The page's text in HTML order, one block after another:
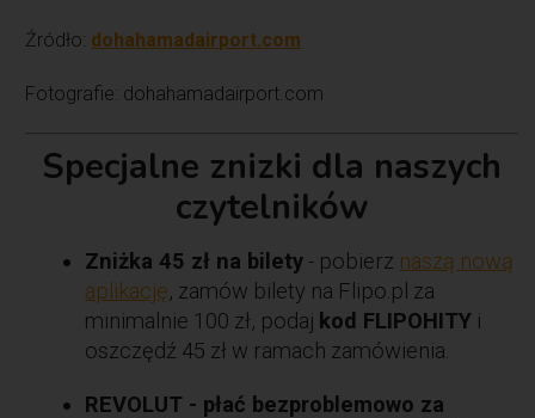
Źródło: dohahamadairport.com
Fotografie: dohahamadairport.com
Specjalne znizki dla naszych
czytelników
Zniżka 45 zł na bilety - pobierz naszą nową
aplikację, zamów bilety na Flipo.pl za
minimalnie 100 zł, podaj kod FLIPOHITY i
oszczędź 45 zł w ramach zamówienia.
REVOLUT - płać bezproblemowo za